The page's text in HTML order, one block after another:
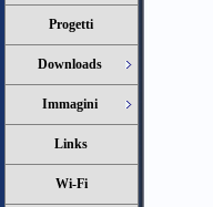
Progetti
Downloads
Immagini
Links
Wi-Fi